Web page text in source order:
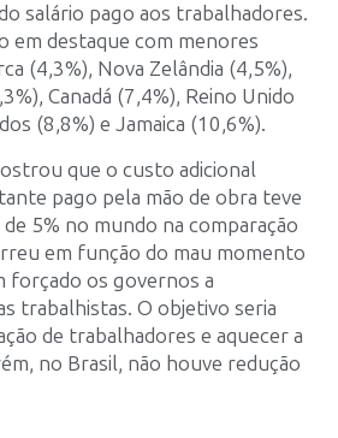
salário pago aos trabalhadores.
em destaque com menores
(4,3%), Nova Zelândia (4,5%),
Canadá (7,4%), Reino Unido
(8,8%) e Jamaica (10,6%).
que o custo adicional
pago pela mão de obra teve
5% no mundo na comparação
em função do mau momento
forçado os governos a
trabalhistas. O objetivo seria
de trabalhadores e aquecer a
no Brasil, não houve redução